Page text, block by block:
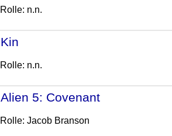
Rolle: n.n.
Kin
Rolle: n.n.
Alien 5: Covenant
Rolle: Jacob Branson